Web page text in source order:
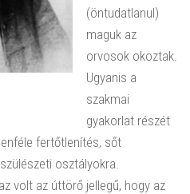
(öntudatlanul)
maguk az
orvosok okoztak.
Ugyanis a
szakmai
gyakorlat részét
fertőtlenítés, sőt
osztályokra.
volt az úttörő jellegű, hogy az